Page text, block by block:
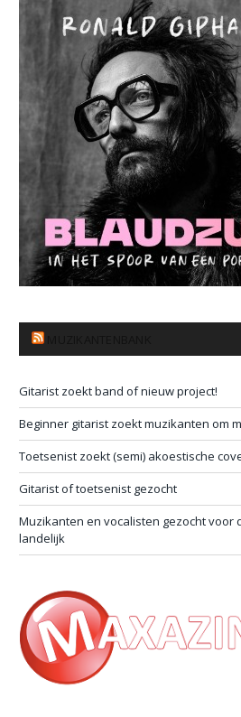
Gitarist zoekt band of nieuw project!
Beginner gitarist zoekt muzikanten om
Toetsenist zoekt (semi) akoestische
Gitarist of toetsenist gezocht
Muzikanten en vocalisten gezocht
landelijk